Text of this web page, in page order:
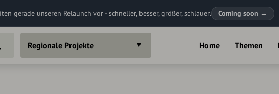
gerade unseren Relaunch vor - schneller, besser, größer, schlauer. Coming soon →
Home Themen
Regionale Projekte